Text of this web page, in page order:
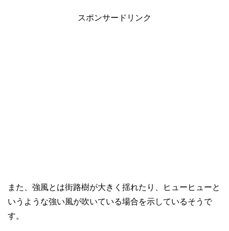
スポンサードリンク
また、強風とは街路樹が大きく揺れたり、ヒューヒューと
いうような強い風が吹いている場合を示しているそうで
す。